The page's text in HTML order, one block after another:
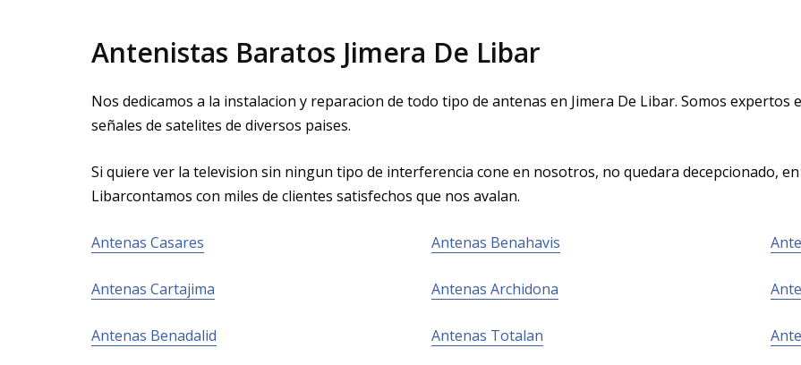
Antenistas Baratos Jimera De Libar
Nos dedicamos a la instalacion y reparacion de todo tipo de antenas en Jimera De Libar. Somos
señales de satelites de diversos paises.
Si quiere ver la television sin ningun tipo de interferencia confie en nosotros, no quedara decepcionado,
Libarcontamos con miles de clientes satisfechos que nos avalan.
Antenas Casares
Antenas Cartajima
Antenas Benadalid
Antenas Benahavis
Antenas Archidona
Antenas Totalan